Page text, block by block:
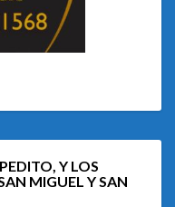
Y LOS
MIGUEL Y SAN